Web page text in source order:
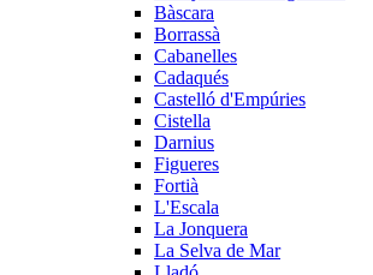
Bàscara
Borrassà
Cabanelles
Cadaqués
Castelló d'Empúries
Cistella
Darnius
Figueres
Fortià
L'Escala
La Jonquera
La Selva de Mar